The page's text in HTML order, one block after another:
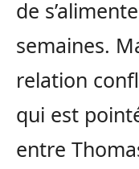
de
semaines.
relation
qui est
entre